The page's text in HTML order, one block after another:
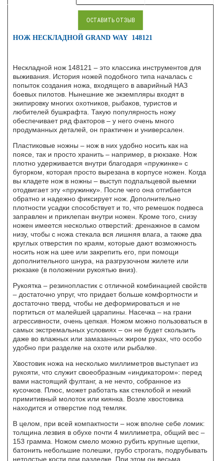
ОСТАВИТЬ ОТЗЫВ
НОЖ НЕСКЛАДНОЙ GRAND WAY 148121
Нескладной нож 148121 – это классика инструментов для
выживания. История ножей подобного типа началась с
попыток создания ножа, входящего в аварийный НАЗ
боевых пилотов. Нынешние же экземпляры входят в
экипировку многих охотников, рыбаков, туристов и
любителей бушкрафта. Такую популярность ножу
обеспечивает ряд факторов – у него очень много
продуманных деталей, он практичен и универсален.
Пластиковые ножны – нож в них удобно носить как на
поясе, так и просто хранить – например, в рюкзаке. Нож
плотно удерживается внутри благодаря «пружинке» с
бугорком, которая просто вырезана в корпусе ножен. Когда
вы кладете нож в ножны – выступ подпальцевой выемки
отодвигает эту «пружинку». После чего она отгибается
обратно и надежно фиксирует нож. Дополнительно
плотности усадки способствует и то, что ремешок подвеса
заправлен и приклепан внутри ножен. Кроме того, снизу
ножен имеется несколько отверстий: дренажное в самом
низу, чтобы с ножа стекала вся лишняя влага, а также два
круглых отверстия по краям, которые дают возможность
носить нож на шее или закрепить его, при помощи
дополнительного шнура, на разгрузочном жилете или
рюкзаке (в положении рукоятью вниз).
Рукоятка – резинопластик с отличной комбинацией свойств
– достаточно упруг, что придает больше комфортности и
достаточно тверд, чтобы не деформироваться и не
портиться от малейшей царапины. Насечка – на грани
агрессивности, очень цепкая. Ножом можно пользоваться в
самых экстремальных условиях – он не будет скользить
даже во влажных или замазанных жиром руках, что особо
удобно при разделке на охоте или рыбалке.
Хвостовик ножа на несколько миллиметров выступает из
рукояти, что служит своеобразным «индикатором»: перед
вами настоящий фултанг, а не нечто, собранное из
кусочков. Плюс, может работать как стеклобой и некий
примитивный молоток или киянка. Возле хвостовика
находится и отверстие под темляк.
В целом, при всей компактности – нож вполне себе ломик:
толщина лезвия в обухе почти 4 миллиметра, общий вес –
153 грамма. Ножом смело можно рубить крупные щепки,
батонить небольшие полешки, грубо строгать, подрубывать
нетолстые кости при разделке. При этом он весьма